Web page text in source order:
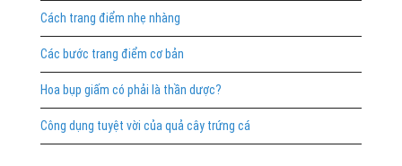
Cách trang điểm nhẹ nhàng
Các bước trang điểm cơ bản
Hoa bụp giấm có phải là thần dược?
Công dụng tuyệt vời của quả cây trứng cá